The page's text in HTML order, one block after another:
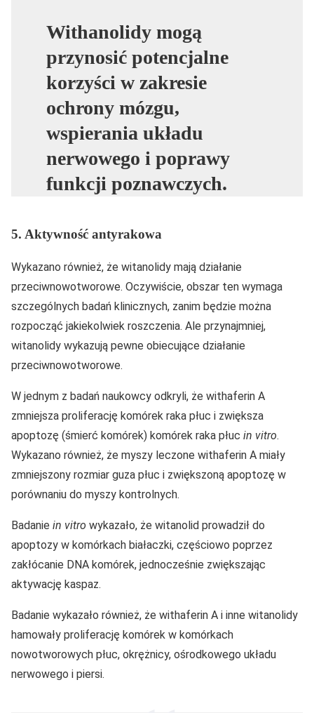
Withanolidy mogą
przynosić potencjalne
korzyści w zakresie
ochrony mózgu,
wspierania układu
nerwowego i poprawy
funkcji poznawczych.
5. Aktywność antyrakowa
Wykazano również, że witanolidy mają działanie
przeciwnowotworowe. Oczywiście, obszar ten wymaga
szczególnych badań klinicznych, zanim będzie można
rozpocząć jakiekolwiek roszczenia. Ale przynajmniej,
witanolidy wykazują pewne obiecujące działanie
przeciwnowotworowe.
W jednym z badań naukowcy odkryli, że withaferin A
zmniejsza proliferację komórek raka płuc i zwiększa
apoptozę (śmierć komórek) komórek raka płuc in vitro.
Wykazano również, że myszy leczone withaferin A miały
zmniejszony rozmiar guza płuc i zwiększoną apoptozę w
porównaniu do myszy kontrolnych.
Badanie in vitro wykazało, że witanolid prowadził do
apoptozy w komórkach białaczki, częściowo poprzez
zakłócanie DNA komórek, jednocześnie zwiększając
aktywację kaspaz.
Badanie wykazało również, że withaferin A i inne witanolidy
hamowały proliferację komórek w komórkach
nowotworowych płuc, okrężnicy, ośrodkowego układu
nerwowego i piersi.